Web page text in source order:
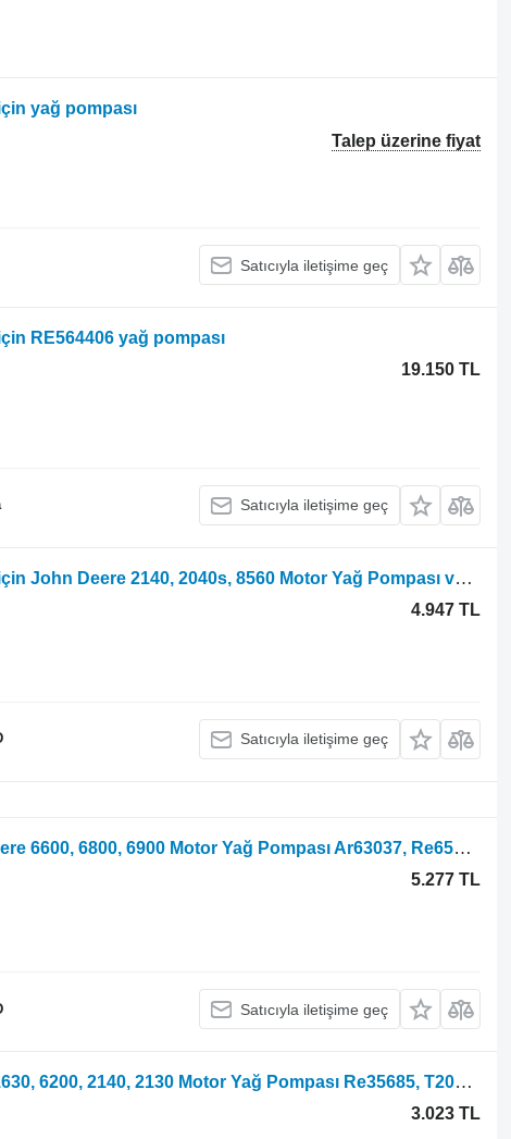
yağ pompası
Talep üzerine fiyat
Satıcıyla iletişime geç
RE564406 yağ pompası
19.150 TL
Satıcıyla iletişime geç
John Deere 2140 tekerlekli traktör için John Deere 2140, 2040s, 8560 Motor Yağ Pompası ve Dişlisi Re35865, Dd14760, T20 RE35865
4.947 TL
Satıcıyla iletişime geç
6600 tekerlekli traktör için John Deere 6600, 6800, 6900 Motor Yağ Pompası Ar63037, Re65580, R54629
5.277 TL
Satıcıyla iletişime geç
Tekerlekli traktör için John Deere 1630, 6200, 2140, 2130 Motor Yağ Pompası Re35685, T20298, Ar59621 AR62979
3.023 TL